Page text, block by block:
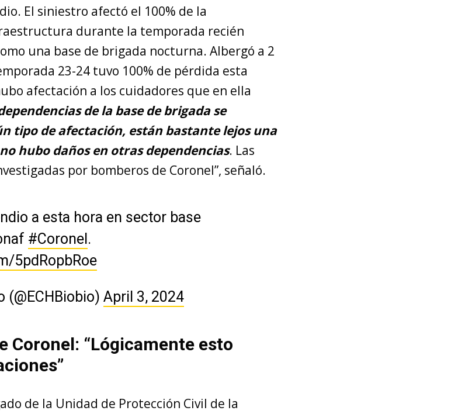
El siniestro afectó el 100% de la
durante la temporada recién
una base de brigada nocturna. Albergó a 2
23-24 tuvo 100% de pérdida esta
afectación a los cuidadores que en ella
de la base de brigada se
tipo de afectación, están bastante lejos una
hubo daños en otras dependencias. Las
por bomberos de Coronel”, señaló.
a esta hora en sector base
#Coronel .
5pdRopbRoe
(@ECHBiobio) April 3, 2024
Coronel: “Lógicamente esto
de la Unidad de Protección Civil de la